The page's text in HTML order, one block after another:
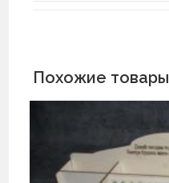
Похожие товары